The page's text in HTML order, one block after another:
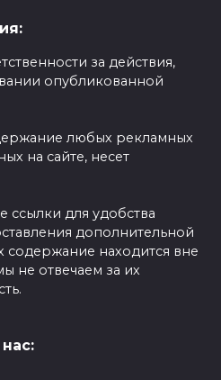
за действия,
опубликованной
любых рекламных
на сайте, несет
ссылки для удобства
дополнительной
находится вне
не отвечаем за их